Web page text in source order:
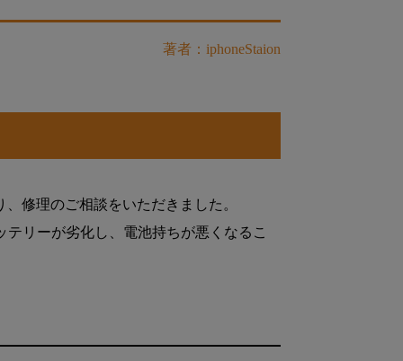
著者：iphoneStaion
修理のご相談をいただきました。
リーが劣化し、電池持ちが悪くなるこ